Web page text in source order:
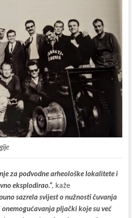
za podvodne arheološke lokalitete i
eksplodirao.“, kaže
sazrela svijest o nužnosti čuvanja
pljački koje su već